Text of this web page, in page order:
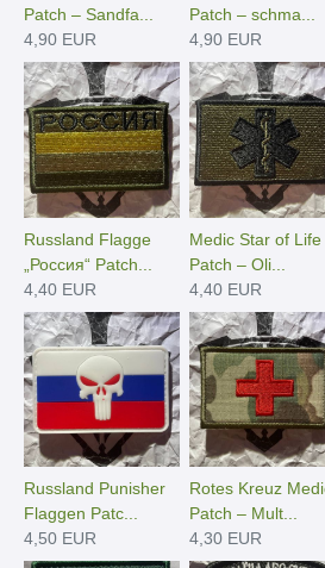
Patch – Sandfa...
4,90 EUR
Patch – schma...
4,90 EUR
Russland Flagge
„Россия“ Patch...
4,40 EUR
Medic Star of Life
Patch – Oli...
4,40 EUR
Russland Punisher
Flaggen Patc...
4,50 EUR
Rotes Kreuz
Patch – Mult...
4,30 EUR